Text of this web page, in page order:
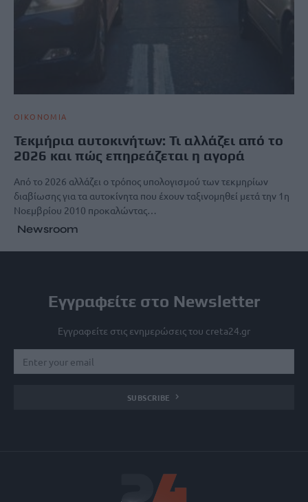
ΟΙΚΟΝΟΜΙΑ
Τεκμήρια αυτοκινήτων: Τι αλλάζει από το
2026 και πώς επηρεάζεται η αγορά
Από το 2026 αλλάζει ο τρόπος υπολογισμού των τεκμηρίων
διαβίωσης για τα αυτοκίνητα που έχουν ταξινομηθεί μετά την 1η
Νοεμβρίου 2010 προκαλώντας…
Newsroom
Εγγραφείτε στο Newsletter
Εγγραφείτε στις ενημερώσεις του creta24.gr
SUBSCRIBE